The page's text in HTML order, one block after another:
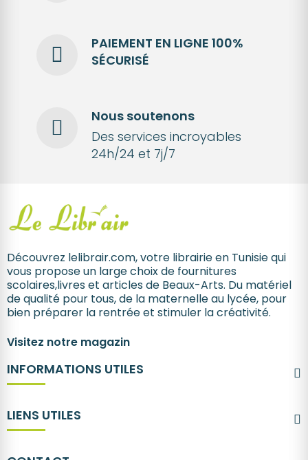
PAIEMENT EN LIGNE 100%
SÉCURISÉ
Nous soutenons
Des services incroyables
24h/24 et 7j/7
Découvrez lelibrair.com, votre librairie en Tunisie qui
vous propose un large choix de fournitures
scolaires,livres et articles de Beaux-Arts. Du matériel
de qualité pour tous, de la maternelle au lycée, pour
bien préparer la rentrée et stimuler la créativité.
Visitez notre magazin
INFORMATIONS UTILES
LIENS UTILES